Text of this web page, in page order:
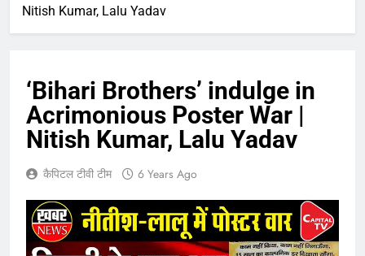
Nitish Kumar, Lalu Yadav
‘Bihari Brothers’ indulge in
Acrimonious Poster War |
Nitish Kumar, Lalu Yadav
कैपिटल टीवी टीम 6 Years Ago